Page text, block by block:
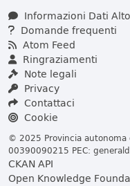
Informazioni Dati
Domande frequenti
Atom Feed
Ringraziamenti
Note legali
Privacy
Contattaci
Cookie
© 2025 Provincia autonoma
00390090215 PEC:
CKAN API
Open Knowledge